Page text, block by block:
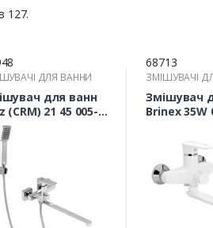
127.
ДЛЯ ВАННИ
для ванн
(CRM) 21 45 005-1
відливом
68713
ЗМІШУВАЧІ
Змішувач
Brinex 35W